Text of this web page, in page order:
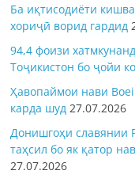
Ба иқтисодиёти
хориҷӣ ворид гардид
94,4 фоизи
Тоҷикистон бо ҷойи
Ҳавопаймои нави
карда шуд 27.07.2026
Донишгоҳи славянии
таҳсил бо як қатор
27.07.2026